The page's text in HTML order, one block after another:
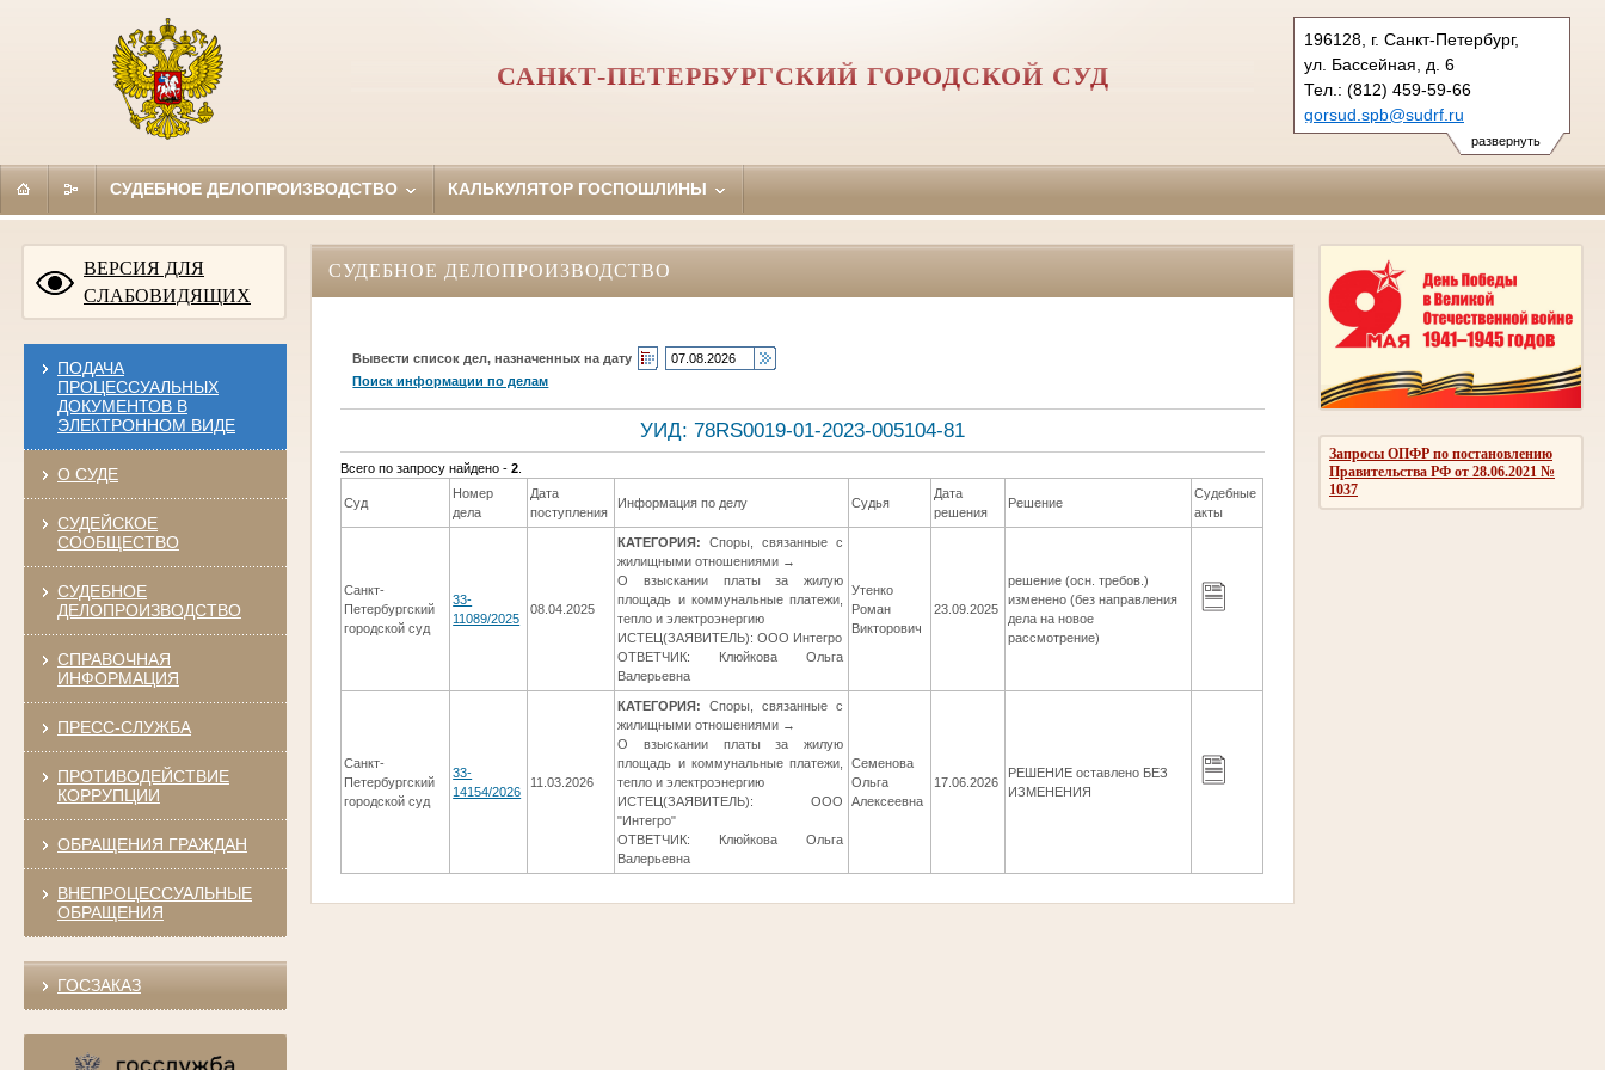
развернуть
196128, г. Санкт-Петербург,
ул. Бассейная, д. 6
Тел.: (812) 459-59-66
gorsud.spb@sudrf.ru
показать на карте
САНКТ-ПЕТЕРБУРГСКИЙ ГОРОДСКОЙ СУД
СУДЕБНОЕ ДЕЛОПРОИЗВОДСТВО КАЛЬКУЛЯТОР ГОСПОШЛИНЫ
ВЕРСИЯ ДЛЯ
СЛАБОВИДЯЩИХ
ПОДАЧА
ПРОЦЕССУАЛЬНЫХ
ДОКУМЕНТОВ В
ЭЛЕКТРОННОМ ВИДЕ
О СУДЕ
СУДЕЙСКОЕ
СООБЩЕСТВО
СУДЕБНОЕ
ДЕЛОПРОИЗВОДСТВО
СПРАВОЧНАЯ
ИНФОРМАЦИЯ
ПРЕСС-СЛУЖБА
ПРОТИВОДЕЙСТВИЕ
КОРРУПЦИИ
ОБРАЩЕНИЯ ГРАЖДАН
ВНЕПРОЦЕССУАЛЬНЫЕ
ОБРАЩЕНИЯ
ГОСЗАКАЗ
Запросы ОПФР по постановлению
Правительства РФ от 28.06.2021 №
1037
СУДЕБНОЕ ДЕЛОПРОИЗВОДСТВО
Вывести список дел, назначенных на дату
Поиск информации по делам
УИД: 78RS0019-01-2023-005104-81
Всего по запросу найдено -2
Суд
Номер
дела
Дата
поступления
Информация по делу Судья
Дата
решения
Решение
Судебные
акты
Санкт-
Петербургский
городской суд
33-
11089/2025
08.04.2025
КАТЕГОРИЯ: Споры, связанные с
жилищными отношениями →
О взыскании платы за жилую
площадь и коммунальные платежи,
тепло и электроэнергию
ИСТЕЦ(ЗАЯВИТЕЛЬ): ООО Интегро
ОТВЕТЧИК: Клюйкова Ольга
Валерьевна
Утенко
Роман
Викторович
23.09.2025
решение (осн. требов.)
изменено (без направления
дела на новое
рассмотрение)
Санкт-
Петербургский
городской суд
33-
14154/2026
11.03.2026
КАТЕГОРИЯ: Споры, связанные с
жилищными отношениями →
О взыскании платы за жилую
площадь и коммунальные платежи,
тепло и электроэнергию
ИСТЕЦ(ЗАЯВИТЕЛЬ): ООО
"Интегро"
ОТВЕТЧИК: Клюйкова Ольга
Валерьевна
Семенова
Ольга
Алексеевна
17.06.2026
РЕШЕНИЕ оставлено БЕЗ
ИЗМЕНЕНИЯ